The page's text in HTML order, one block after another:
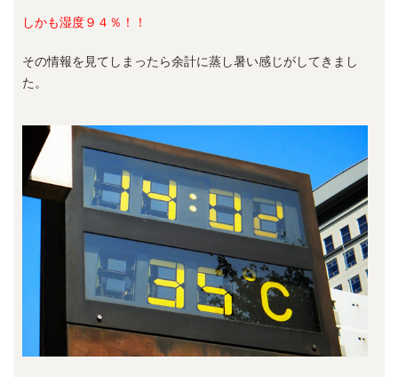
しかも湿度９４％！！
その情報を見てしまったら余計に蒸し暑い感じがしてきまし
た。